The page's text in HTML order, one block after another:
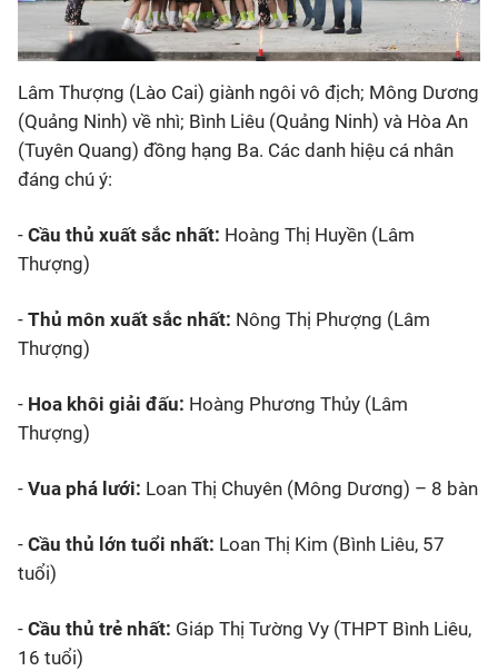
Lâm Thượng (Lào Cai) giành ngôi vô địch; Mông Dương
(Quảng Ninh) về nhì; Bình Liêu (Quảng Ninh) và Hòa An
(Tuyên Quang) đồng hạng Ba. Các danh hiệu cá nhân
đáng chú ý:
- Cầu thủ xuất sắc nhất: Hoàng Thị Huyền (Lâm
Thượng)
- Thủ môn xuất sắc nhất: Nông Thị Phượng (Lâm
Thượng)
- Hoa khôi giải đấu: Hoàng Phương Thủy (Lâm
Thượng)
- Vua phá lưới: Loan Thị Chuyên (Mông Dương) – 8 bàn
- Cầu thủ lớn tuổi nhất: Loan Thị Kim (Bình Liêu, 57
tuổi)
- Cầu thủ trẻ nhất: Giáp Thị Tường Vy (THPT Bình Liêu,
16 tuổi)